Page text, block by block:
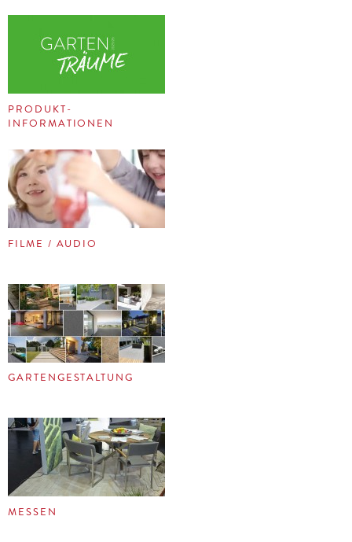
PRODUKT-
INFORMATIONEN
FILME / AUDIO
GARTENGESTALTUNG
MESSEN